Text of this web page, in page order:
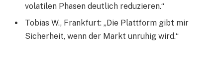
volatilen Phasen deutlich reduzieren.“
Tobias W., Frankfurt: „Die Plattform gibt mir
Sicherheit, wenn der Markt unruhig wird.“